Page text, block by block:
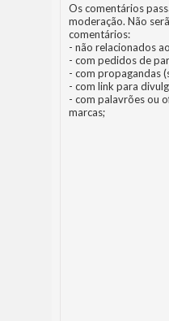
Os comentários
moderação. Não
comentários:
- não relacionados
- com pedidos de
- com propagandas
- com link para
- com palavrões ou
marcas;